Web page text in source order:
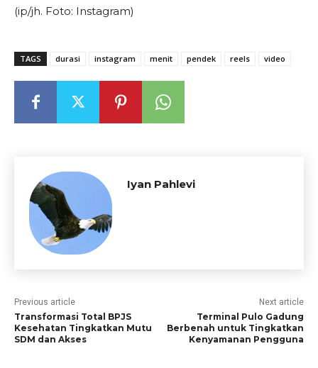
(ip/jh. Foto: Instagram)
TAGS durasi instagram menit pendek reels video
Iyan Pahlevi
Previous article
Transformasi Total BPJS
Kesehatan Tingkatkan Mutu
SDM dan Akses
Next article
Terminal Pulo Gadung
Berbenah untuk Tingkatkan
Kenyamanan Pengguna